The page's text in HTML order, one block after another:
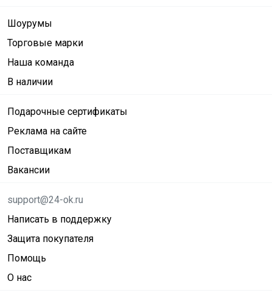
Шоурумы
Торговые марки
Наша команда
В наличии
Подарочные сертификаты
Реклама на сайте
Поставщикам
Вакансии
support@24-ok.ru
Написать в поддержку
Защита покупателя
Помощь
О нас